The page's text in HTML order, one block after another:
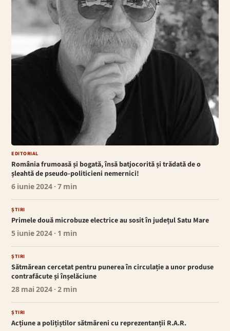
EDITORIAL
România frumoasă și bogată, însă batjocorită și trădată de o
șleahtă de pseudo-politicieni nemernici!
6 iunie 2024 · 7 min
ȘTIRI
Primele două microbuze electrice au sosit în județul Satu Mare
5 iunie 2024 · 1 min
ȘTIRI
Sătmărean cercetat pentru punerea în circulație a unor produse
contrafăcute și înșelăciune
28 mai 2024 · 2 min
ȘTIRI
Acțiune a polițiștilor sătmăreni cu reprezentanții R.A.R.